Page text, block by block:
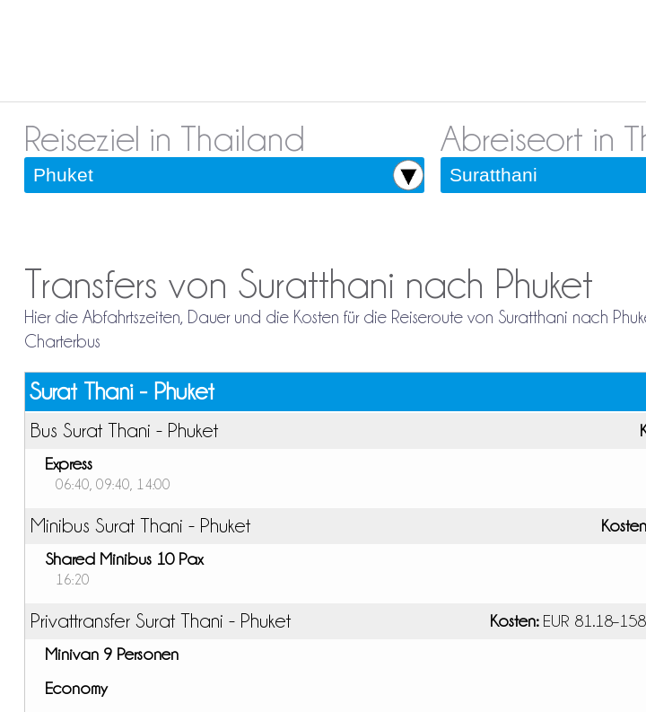
Reiseziel in Thailand Abreiseort in
Transfers von Suratthani nach Phuket
Hier die Abfahrtszeiten, Dauer und die Kosten für die Reiseroute von Suratthani nach
Charterbus
Surat Thani - Phuket
Bus Surat Thani - Phuket
Express
06:40, 09:40, 14:00
Minibus Surat Thani - Phuket
Shared Minibus 10 Pax
16:20
Privattransfer Surat Thani - Phuket Kosten:EUR
Minivan 9 Personen
Economy